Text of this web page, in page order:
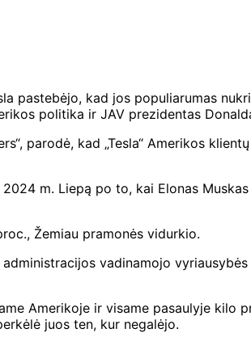
pastebėjo, kad jos populiarumas
politika ir JAV prezidentas
parodė, kad „Tesla“ Amerikos
m. Liepą po to, kai Elonas
Žemiau pramonės vidurkio.
vadinamojo
Amerikoje ir visame pasaulyje kilo
juos ten, kur negalėjo.